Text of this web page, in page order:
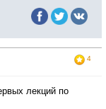
4
лекций по